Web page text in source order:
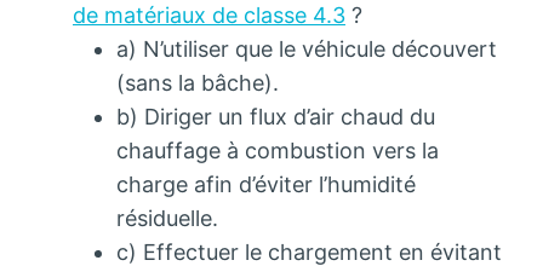
de matériaux de classe 4.3 ?
a) N’utiliser que le véhicule découvert
(sans la bâche).
b) Diriger un flux d’air chaud du
chauffage à combustion vers la
charge afin d’éviter l’humidité
résiduelle.
c) Effectuer le chargement en évitant